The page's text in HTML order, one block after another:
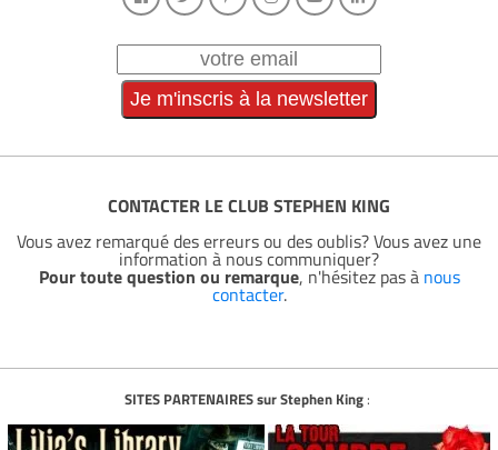
CONTACTER LE CLUB STEPHEN KING
Vous avez remarqué des erreurs ou des oublis? Vous avez une
information à nous communiquer?
Pour toute question ou remarque, n'hésitez pas à nous
contacter.
SITES PARTENAIRES sur Stephen King: